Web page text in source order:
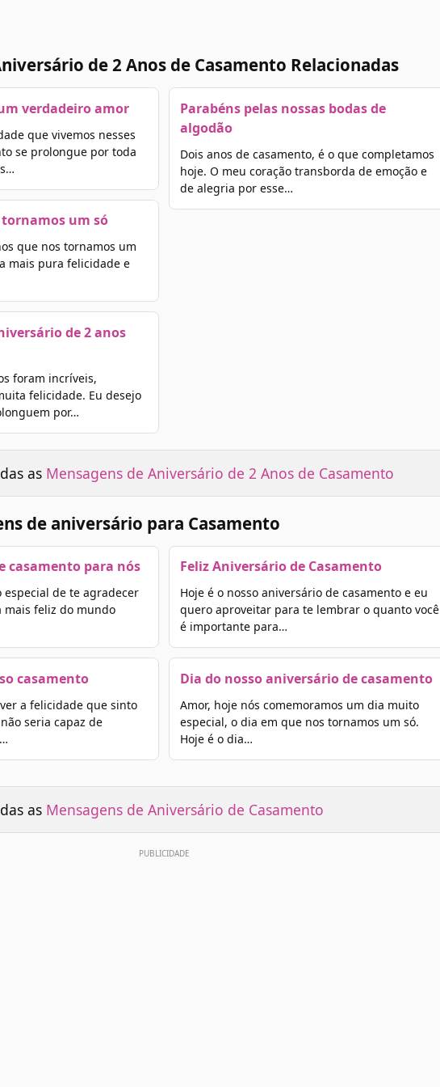
de 2 Anos de Casamento Relacionadas
verdadeiro amor
que vivemos nesses
se prolongue por toda
um só
que nos tornamos um
mais pura felicidade e
de 2 anos
foram incríveis,
felicidade. Eu desejo
por…
Parabéns pelas nossas bodas de
algodão
Dois anos de casamento, é o que completamos
hoje. O meu coração transborda de emoção e
de alegria por esse…
as Mensagens de Aniversário de 2 Anos de Casamento
de aniversário para Casamento
casamento para nós
especial de te agradecer
mais feliz do mundo
casamento
a felicidade que sinto
seria capaz de
Feliz Aniversário de Casamento
Hoje é o nosso aniversário de casamento e eu
quero aproveitar para te lembrar o quanto você
é importante para…
Dia do nosso aniversário de casamento
Amor, hoje nós comemoramos um dia muito
especial, o dia em que nos tornamos um só.
Hoje é o dia…
as Mensagens de Aniversário de Casamento